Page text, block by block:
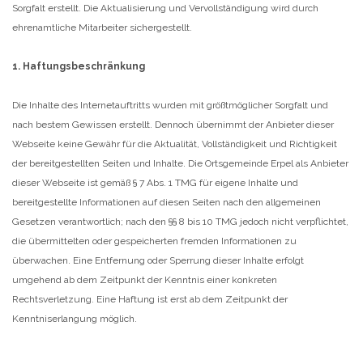
Sorgfalt erstellt. Die Aktualisierung und Vervollständigung wird durch
ehrenamtliche Mitarbeiter sichergestellt.
1. Haftungsbeschränkung
Die Inhalte des Internetauftritts wurden mit größtmöglicher Sorgfalt und
nach bestem Gewissen erstellt. Dennoch übernimmt der Anbieter dieser
Webseite keine Gewähr für die Aktualität, Vollständigkeit und Richtigkeit
der bereitgestellten Seiten und Inhalte. Die Ortsgemeinde Erpel als Anbieter
dieser Webseite ist gemäß § 7 Abs. 1 TMG für eigene Inhalte und
bereitgestellte Informationen auf diesen Seiten nach den allgemeinen
Gesetzen verantwortlich; nach den §§ 8 bis 10 TMG jedoch nicht verpflichtet,
die übermittelten oder gespeicherten fremden Informationen zu
überwachen. Eine Entfernung oder Sperrung dieser Inhalte erfolgt
umgehend ab dem Zeitpunkt der Kenntnis einer konkreten
Rechtsverletzung. Eine Haftung ist erst ab dem Zeitpunkt der
Kenntniserlangung möglich.